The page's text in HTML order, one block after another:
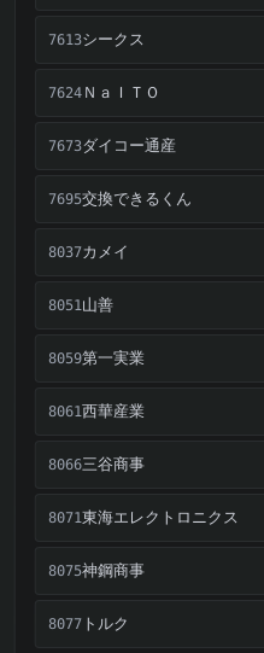
7613シークス
7624ＮａＩＴＯ
7673ダイコー通産
7695交換できるくん
8037カメイ
8051山善
8059第一実業
8061西華産業
8066三谷商事
8071東海エレクトロニクス
8075神鋼商事
8077トルク